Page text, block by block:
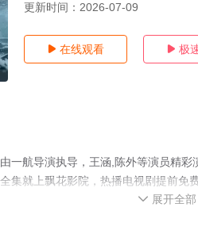
更新时间： 2026-07-09
 在线观看  极
一航导演执导，王涵,陈外等演员精
集就上飘花影院，热播电视剧提前
 展开全部